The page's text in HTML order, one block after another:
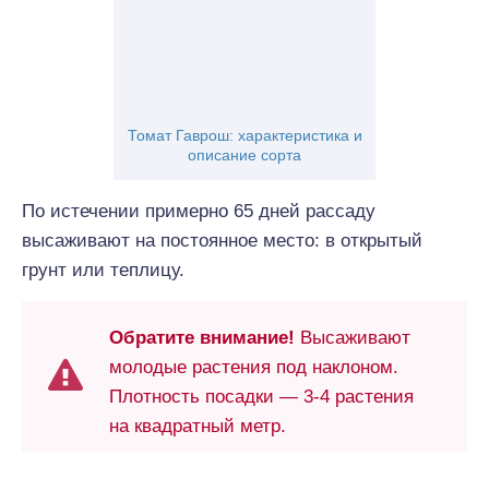
Томат Гаврош: характеристика и
описание сорта
По истечении примерно 65 дней рассаду
высаживают на постоянное место: в открытый
грунт или теплицу.
Обратите внимание! Высаживают
молодые растения под наклоном.
Плотность посадки — 3-4 растения
на квадратный метр.